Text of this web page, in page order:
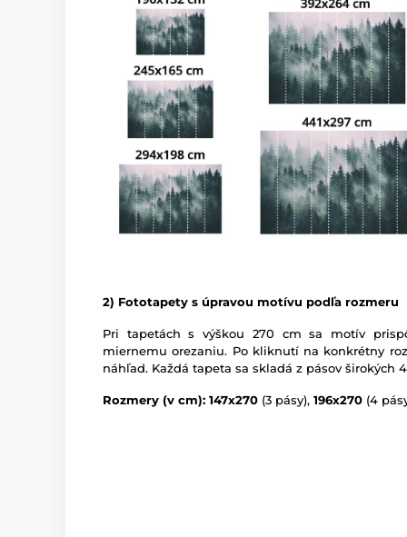
2) Fototapety s úpravou motívu podľa rozmeru
Pri tapetách s výškou 270 cm sa motív
miernemu orezaniu. Po kliknutí na konkrétny
náhľad. Každá tapeta sa skladá z pásov širokých
Rozmery (v cm): 147x270 (3 pásy), 196x270 (4